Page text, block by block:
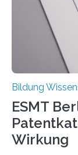
Doktorandin
durch. Ziel ist
Bildung
ESMT
Wirkung